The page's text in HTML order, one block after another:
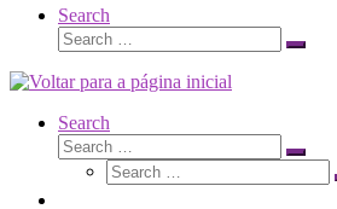
Search
Search
Search
Search
Search
Search
Search